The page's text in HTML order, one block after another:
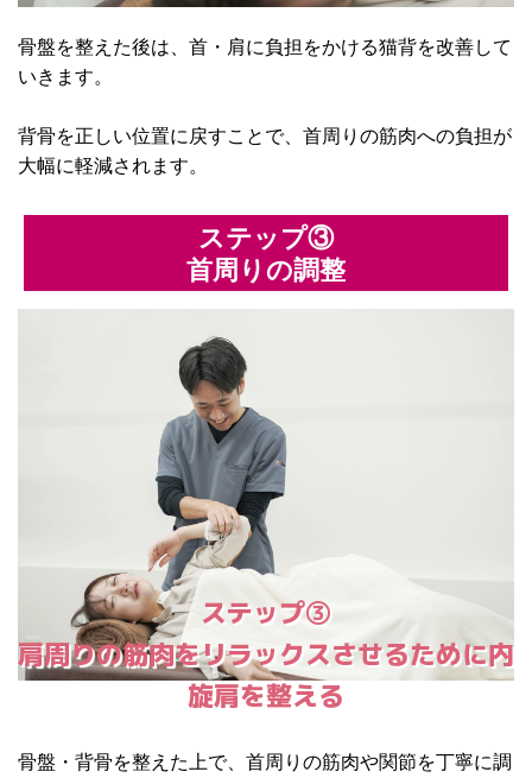
骨盤を整えた後は、首・肩に負担をかける猫背を改善して
いきます。
背骨を正しい位置に戻すことで、首周りの筋肉への負担が
大幅に軽減されます。
ステップ③
首周りの調整
ステップ③
肩周りの筋肉をリラックスさせるために内
旋肩を整える
骨盤・背骨を整えた上で、首周りの筋肉や関節を丁寧に調